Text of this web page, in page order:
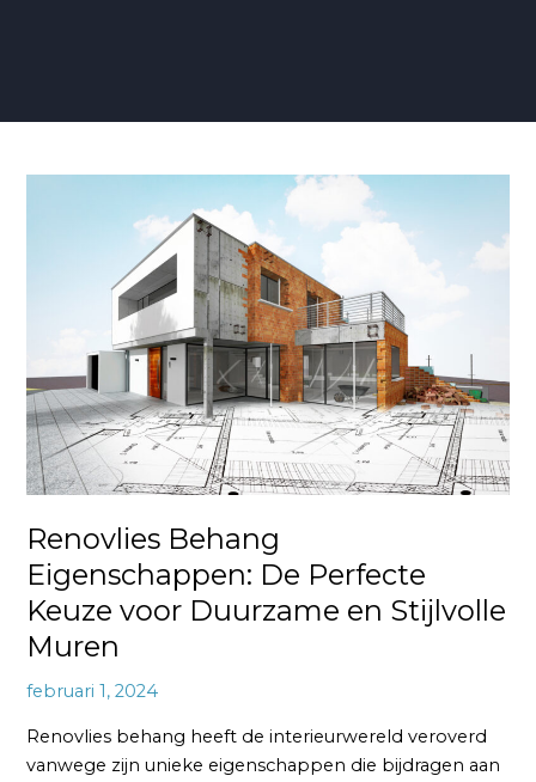
Renovlies Behang
Eigenschappen: De Perfecte
Keuze voor Duurzame en Stijlvolle
Muren
februari 1, 2024
Renovlies behang heeft de interieurwereld veroverd
vanwege zijn unieke eigenschappen die bijdragen aan
Eigenschappen:
Duurzame
en
Stijlvolle
Muren